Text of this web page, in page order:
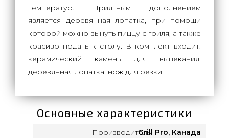
температур. Приятным дополнением
является деревянная лопатка, при помощи
которой можно вынуть пиццу с гриля, а также
красиво подать к столу. В комплект входит:
керамический камень для выпекания,
деревянная лопатка, нож для резки.
Основные характеристики
Производитель:Grill Pro, Канада